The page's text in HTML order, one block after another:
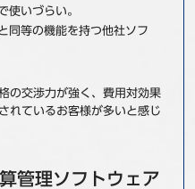
テナビリティ 企業情報
使いづらい。
同等の機能を持つ他社ソフ
の交渉力が強く、費用対効果
れているお客様が多いと感じ
管理ソフトウェア